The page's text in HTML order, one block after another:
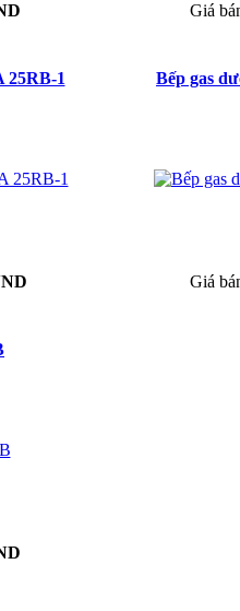
Giá
25RB-1 Bếp gas
Giá